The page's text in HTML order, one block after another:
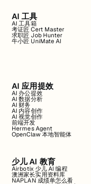
AI 工具
AI 工具箱
考证匠 Cert Master
求职匠 Job Hunter
牛小匠 UniMate AI
AI 应用提效
AI 办公提效
AI 数据分析
AI 财务
AI 内容创作
AI 视觉创作
前端开发
Hermes Agent
OpenClaw 本地智能体
少儿 AI 教育
Airbotix 少儿 AI 编程
澳洲家长实用资料库
NAPLAN 成绩单怎么看